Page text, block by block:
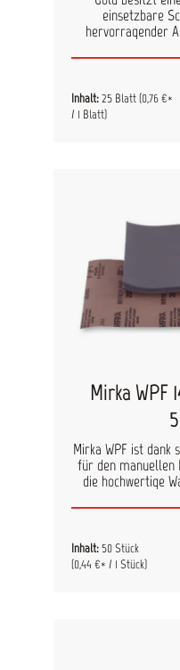
einsetzbare
hervorragender
Abmessungen und
eingesetzt
sämtliche Farb-
halboffen Körnung:
Inhalt:25 Blatt(0,76 €*
/ 1 Blatt)
Mirka WPF
Mirka WPF ist dank
für den manuellen
die hochwertige
Kornart:
Bindemittel:
P2500
Inhalt:50 Stück
(0,44 €* / 1 Stück)